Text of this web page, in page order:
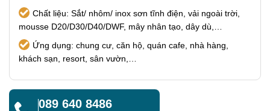
Chất liệu: Sắt/ nhôm/ inox sơn tĩnh điện, vải ngoài trời,
mousse D20/D30/D40/DWF, mây nhân tạo, dây dù,…
Ứng dụng: chung cư, căn hộ, quán cafe, nhà hàng,
khách sạn, resort, sân vườn,…
089 640 8486